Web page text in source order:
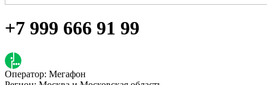
+7 999 666 91 99
Оператор: Мегафон